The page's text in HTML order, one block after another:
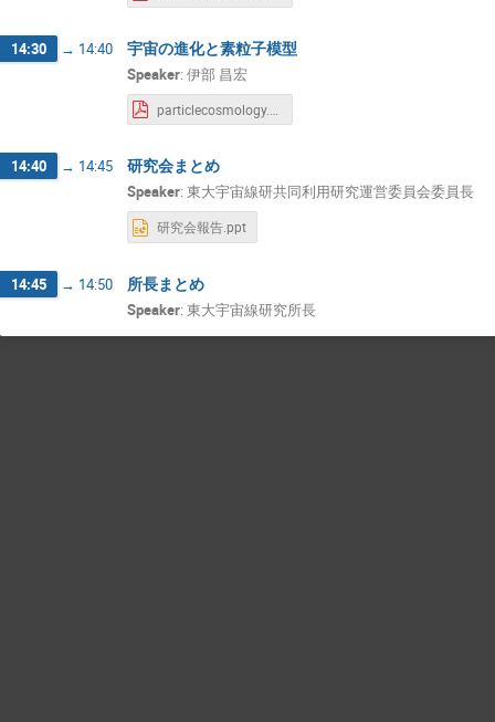
14:30 → 14:40 宇宙の進化と素粒子模型
Speaker: 伊部 昌宏
particlecosmology.pdf
14:40 → 14:45 研究会まとめ
Speaker: 東大宇宙線研共同利用研究運営委員会委員長
研究会報告.ppt
14:45 → 14:50 所長まとめ
Speaker: 東大宇宙線研究所長